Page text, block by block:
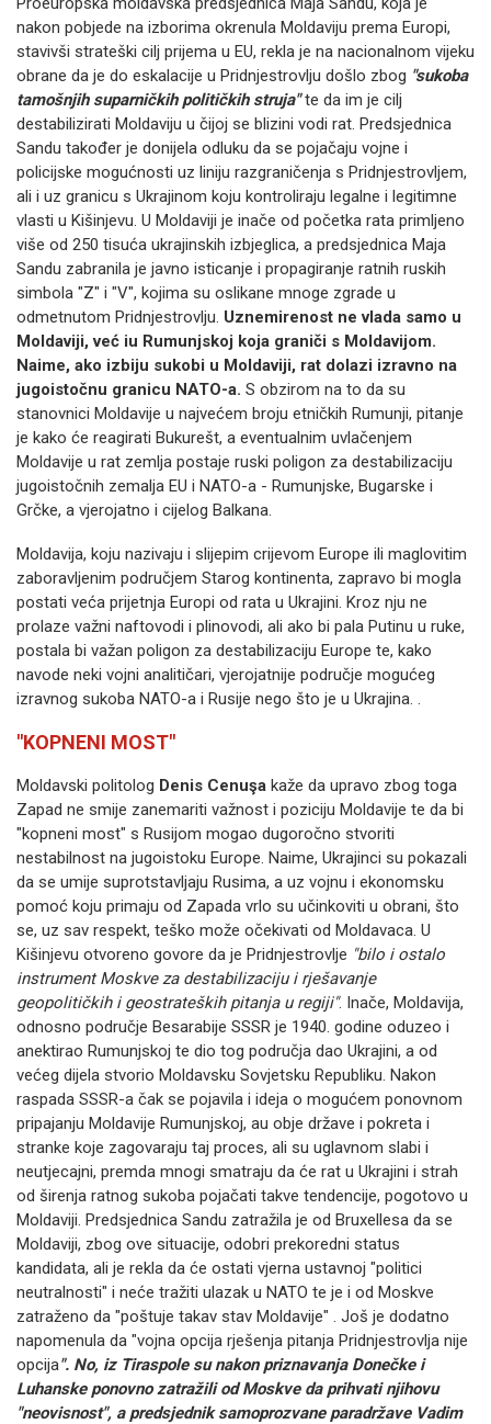
nakon pobjede na izborima okrenula Moldaviju prema Europi,
stavivši strateški cilj prijema u EU, rekla je na nacionalnom vijeku
obrane da je do eskalacije u Pridnjestrovlju došlo zbog "sukoba
tamošnjih suparničkih političkih struja"te da im je cilj
destabilizirati Moldaviju u čijoj se blizini vodi rat. Predsjednica
Sandu također je donijela odluku da se pojačaju vojne i
policijske mogućnosti uz liniju razgraničenja s Pridnjestrovljem,
ali i uz granicu s Ukrajinom koju kontroliraju legalne i legitimne
vlasti u Kišinjevu. U Moldaviji je inače od početka rata primljeno
više od 250 tisuća ukrajinskih izbjeglica, a predsjednica Maja
Sandu zabranila je javno isticanje i propagiranje ratnih ruskih
simbola "Z" i "V", kojima su oslikane mnoge zgrade u
odmetnutom Pridnjestrovlju. Uznemirenost ne vlada samo u
Moldaviji, već iu Rumunjskoj koja graniči s Moldavijom.
Naime, ako izbiju sukobi u Moldaviji, rat dolazi izravno na
jugoistočnu granicu NATO-a. S obzirom na to da su
stanovnici Moldavije u najvećem broju etničkih Rumunji, pitanje
je kako će reagirati Bukurešt, a eventualnim uvlačenjem
Moldavije u rat zemlja postaje ruski poligon za destabilizaciju
jugoistočnih zemalja EU i NATO-a - Rumunjske, Bugarske i
Grčke, a vjerojatno i cijelog Balkana.
Moldavija, koju nazivaju i slijepim crijevom Europe ili maglovitim
zaboravljenim područjem Starog kontinenta, zapravo bi mogla
postati veća prijetnja Europi od rata u Ukrajini. Kroz nju ne
prolaze važni naftovodi i plinovodi, ali ako bi pala Putinu u ruke,
postala bi važan poligon za destabilizaciju Europe te, kako
navode neki vojni analitičari, vjerojatnije područje mogućeg
izravnog sukoba NATO-a i Rusije nego što je u Ukrajina. .
"KOPNENI MOST"
Moldavski politolog Denis Cenuşa kaže da upravo zbog toga
Zapad ne smije zanemariti važnost i poziciju Moldavije te da bi
"kopneni most" s Rusijom mogao dugoročno stvoriti
nestabilnost na jugoistoku Europe. Naime, Ukrajinci su pokazali
da se umije suprotstavljaju Rusima, a uz vojnu i ekonomsku
pomoć koju primaju od Zapada vrlo su učinkoviti u obrani, što
se, uz sav respekt, teško može očekivati ​​od Moldavaca. U
Kišinjevu otvoreno govore da je Pridnjestrovlje "bilo i ostalo
instrument Moskve za destabilizaciju i rješavanje
geopolitičkih i geostrateških pitanja u regiji". Inače, Moldavija,
odnosno područje Besarabije SSSR je 1940. godine oduzeo i
anektirao Rumunjskoj te dio tog područja dao Ukrajini, a od
većeg dijela stvorio Moldavsku Sovjetsku Republiku. Nakon
raspada SSSR-a čak se pojavila i ideja o mogućem ponovnom
pripajanju Moldavije Rumunjskoj, au obje države i pokreta i
stranke koje zagovaraju taj proces, ali su uglavnom slabi i
neutjecajni, premda mnogi smatraju da će rat u Ukrajini i strah
od širenja ratnog sukoba pojačati takve tendencije, pogotovo u
Moldaviji. Predsjednica Sandu zatražila je od Bruxellesa da se
Moldaviji, zbog ove situacije, odobri prekoredni status
kandidata, ali je rekla da će ostati vjerna ustavnoj "politici
neutralnosti" i neće tražiti ulazak u NATO te je i od Moskve
zatraženo da "poštuje takav stav Moldavije" . Još je dodatno
napomenula da "vojna opcija rješenja pitanja Pridnjestrovlja nije
opcija". No, iz Tiraspole su nakon priznavanja Donečke i
Luhanske ponovno zatražili od Moskve da prihvati njihovu
"neovisnost", a predsjednik samoprozvane paradržave Vadim